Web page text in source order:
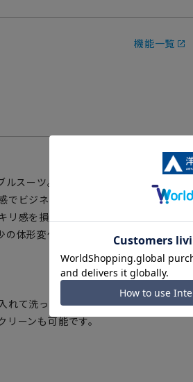
機能一覧
スーツ。
でビジネススタイルをサポートします。
感を損なわず程よいゆとりを与えま
体形変化にも対応します。
れて洗っていただけます。さらにハンガ
リーンも可能です。